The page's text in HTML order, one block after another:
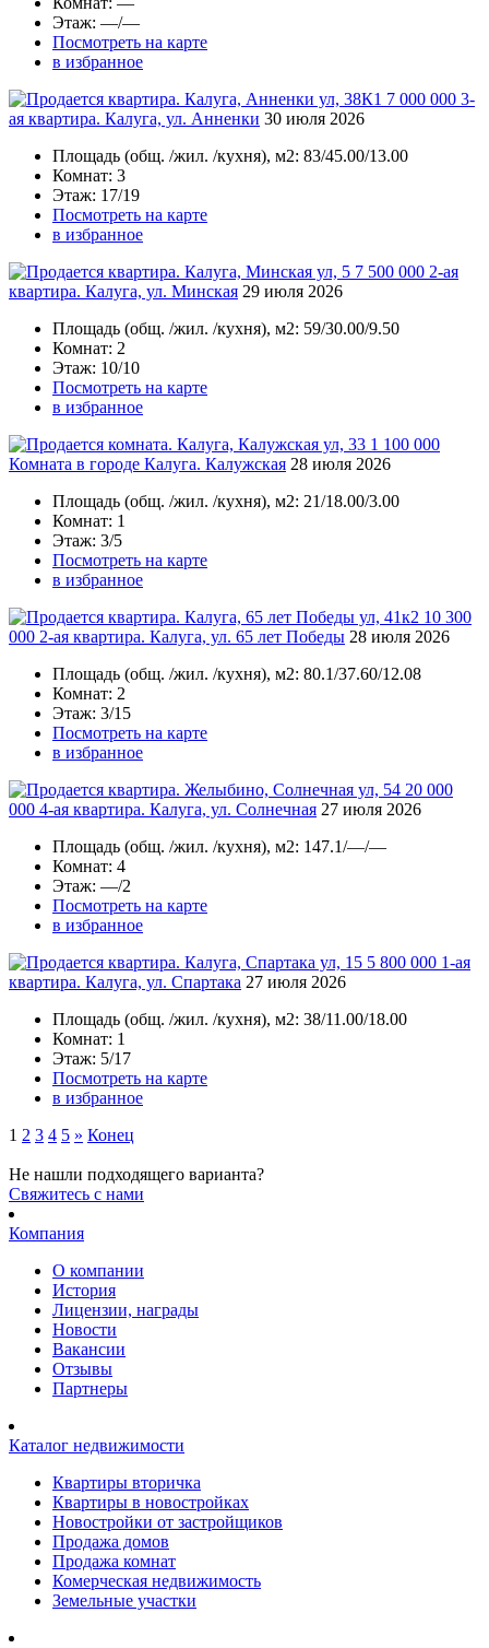
Этаж: —/—
Посмотреть на карте
в избранное
7 000 000 3-
ая квартира. Калуга, ул. Анненки 30 июля 2026
Площадь (общ. /жил. /кухня), м2: 83/45.00/13.00
Комнат: 3
Этаж: 17/19
Посмотреть на карте
в избранное
7 500 000 2-ая
квартира. Калуга, ул. Минская 29 июля 2026
Площадь (общ. /жил. /кухня), м2: 59/30.00/9.50
Комнат: 2
Этаж: 10/10
Посмотреть на карте
в избранное
1 100 000
Комната в городе Калуга. Калужская 28 июля 2026
Площадь (общ. /жил. /кухня), м2: 21/18.00/3.00
Комнат: 1
Этаж: 3/5
Посмотреть на карте
в избранное
10 300
000 2-ая квартира. Калуга, ул. 65 лет Победы 28 июля 2026
Площадь (общ. /жил. /кухня), м2: 80.1/37.60/12.08
Комнат: 2
Этаж: 3/15
Посмотреть на карте
в избранное
20 000
000 4-ая квартира. Калуга, ул. Солнечная 27 июля 2026
Площадь (общ. /жил. /кухня), м2: 147.1/—/—
Комнат: 4
Этаж: —/2
Посмотреть на карте
в избранное
5 800 000 1-ая
квартира. Калуга, ул. Спартака 27 июля 2026
Площадь (общ. /жил. /кухня), м2: 38/11.00/18.00
Комнат: 1
Этаж: 5/17
Посмотреть на карте
в избранное
1 2 3 4 5 » Конец
Не нашли подходящего варианта?
Cвяжитесь с нами
Компания
О компании
История
Лицензии, награды
Новости
Вакансии
Отзывы
Партнеры
Каталог недвижимости
Квартиры вторичка
Квартиры в новостройках
Новостройки от застройщиков
Продажа домов
Продажа комнат
Комерческая недвижимость
Земельные участки